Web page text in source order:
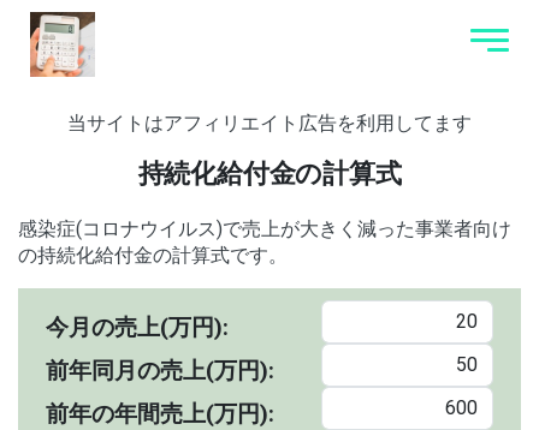
当サイトはアフィリエイト広告を利用してます
持続化給付金の計算式
感染症(コロナウイルス)で売上が大きく減った事業者向け
の持続化給付金の計算式です。
今月の売上(万円):
前年同月の売上(万円):
前年の年間売上(万円):